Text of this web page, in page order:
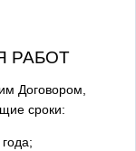
РАБОТ
Договором,
сроки:
года;